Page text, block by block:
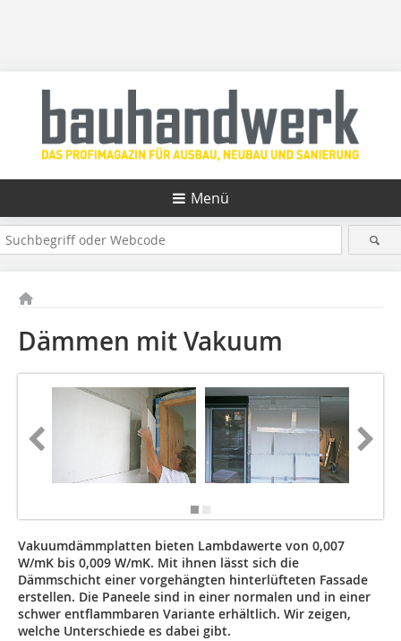
Menü
Dämmen mit Vakuum
Vakuumdämmplatten bieten Lambdawerte von 0,007
W/mK bis 0,009 W/mK. Mit ihnen lässt sich die
Dämmschicht einer vorgehängten hinterlüfteten Fassade
erstellen. Die Paneele sind in einer normalen und in einer
schwer entflammbaren Variante erhältlich. Wir zeigen,
welche Unterschiede es dabei gibt.